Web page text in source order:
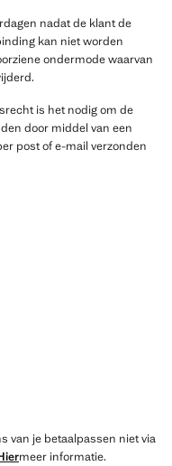
nadat de klant de
kan niet worden
ondermode waarvan
is het nodig om de
door middel van een
post of e-mail verzonden
van je betaalpassen niet via
meer informatie.